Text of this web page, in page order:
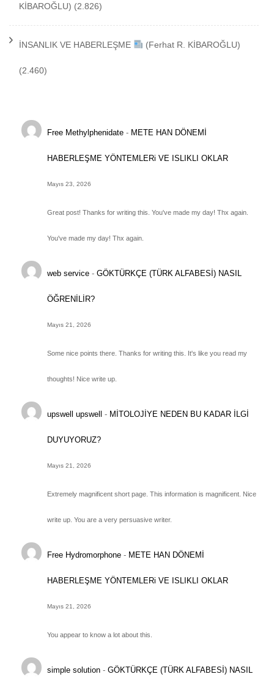
KİBAROĞLU) (2.826)
İNSANLIK VE HABERLEŞME (Ferhat R. KİBAROĞLU)
(2.460)
Free Methylphenidate - METE HAN DÖNEMİ
HABERLEŞME YÖNTEMLERi VE ISLIKLI OKLAR
Mayıs 23, 2026
Great post! Thanks for writing this. You've made my day! Thx again.
You've made my day! Thx again.
web service -GÖKTÜRKÇE (TÜRK ALFABESİ) NASIL
ÖĞRENİLİR?
Mayıs 21, 2026
Some nice points there. Thanks for writing this. It's like you read my
thoughts! Nice write up.
upswell upswell - MİTOLOJİYE NEDEN BU KADAR İLGİ
DUYUYORUZ?
Mayıs 21, 2026
Extremely magnificent short page. This information is magnificent. Nice
write up. You are a very persuasive writer.
Free Hydromorphone - METE HAN DÖNEMİ
HABERLEŞME YÖNTEMLERi VE ISLIKLI OKLAR
Mayıs 21, 2026
You appear to know a lot about this.
simple solution -GÖKTÜRKÇE (TÜRK ALFABESİ) NASIL